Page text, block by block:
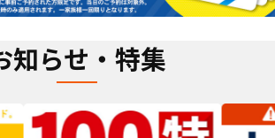
知らせ・特集